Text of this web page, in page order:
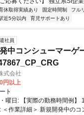
休取得実績あり 固定時間制 フル
近5分以内 育児サポートあり
社員
発中コンシューマー
式会社
円以上
ト
曜日: 【実際の勤務時間例】
＜作業詳細＞ 新規開発中の